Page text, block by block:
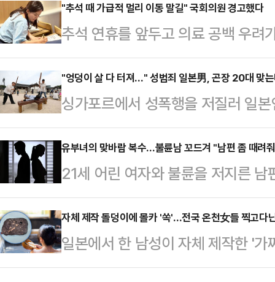
신의 아내인 50대 여성 B씨를 허위
학생 아들 친구의 엄마 C씨에 대한
다는 이유에서다.사건은 A씨가 음
내 B씨 명의로 대출받아 음식점을
켰고, 그만큼 직원도 더 채용했다.
이들은 불륜 …
"추석 때 가급적 멀리 이동 말길" 국회의원 경고했다
추석 연휴를 앞두고 의료 공백 우
대 국회의원이 "연휴에 가급적 멀
것은 드시지 말라는 이야기를 지인
황"이라며 주의를 당부했다.이주
라이브'에서 '추석에 많이 아프거나
어떻게 대응해야 하냐'는 질문에 "
렇기 때문에 저도 저희 가족에게 '
다"고 말…
"엉덩이 살 다 터져…" 성범죄 일본男, 곤장 20대 맞
싱가포르에서 성폭행을 저질러 일
항소를 포기하면서 형이 확정됐다
생을 성폭행한 혐의로 싱가포르 법
를 선고받은 일본인 미용사 A(38)
무거운 만큼 감형을 위해 항소하지
시 타케히로 변호사는 항소하지 않
성이고 단점은 형이 더 길어질 가능
가능성이 높지…
유부녀의 맞바람 복수…불륜남 꼬드겨 "남편 좀 때려
21세 어린 여자와 불륜을 저지른
피우면서 자신의 내연남에게 남편
JTBC '사건반장'에 따르면 10년
성 B씨와 결혼식을 올렸다.A씨는
핏을 취미로 즐기던 중 20대 후반
자체 제작 돌덩이에 몰카 '쏙'…전국 온천女들 찍고다
일본에서 한 남성이 자체 제작한 '
돌아다니며 목욕하는 여성 1000명